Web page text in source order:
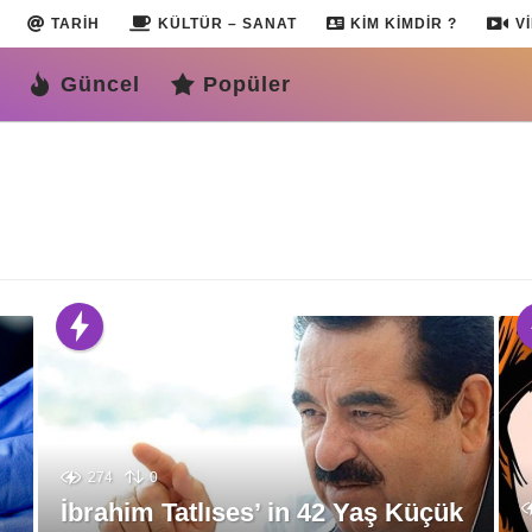
TARIH KÜLTÜR – SANAT KIM KIMDIR ?
Güncel Popüler
274 0
İbrahim Tatlıses’ in 42 Yaş Küçük